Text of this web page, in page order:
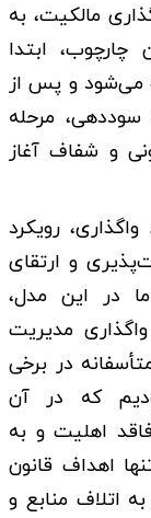
مالکیت، به
ابتدا
و پس از
سوددهی، مرحله
و شفاف آغاز
رویکرد
و ارتقای
در این مدل،
مدیریت
در برخی
که در آن
اهلیت و به
اهداف قانون
اتلاف منابع و